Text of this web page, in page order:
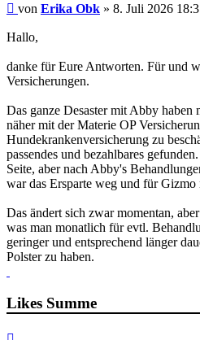
Beitrag
von Erika Obk » 8. Juli 2026
Hallo,
danke für Eure Antworten. Für und
Versicherungen.
Das ganze Desaster mit Abby haben
näher mit der Materie OP
Hundekrankenversicherung zu
passendes und bezahlbares
Seite, aber nach Abby's
war das Ersparte weg und für Gizmo
Das ändert sich zwar momentan,
was man monatlich für evtl.
geringer und entsprechend länger
Polster zu haben.
Likes Summe